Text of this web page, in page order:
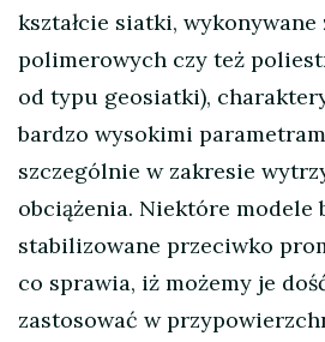
kształcie siatki, wykonywane
polimerowych czy też
od typu geosiatki),
bardzo wysokimi
szczególnie w zakresie
obciążenia. Niektóre modele
stabilizowane przeciwko
co sprawia, iż możemy je
zastosować w